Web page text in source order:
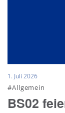
1. Juli 2026
#Allgemein
BS02